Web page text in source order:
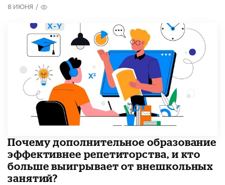
8 ИЮНЯ /
​Почему дополнительное образование
эффективнее репетиторства, и кто
больше выигрывает от внешкольных
занятий?